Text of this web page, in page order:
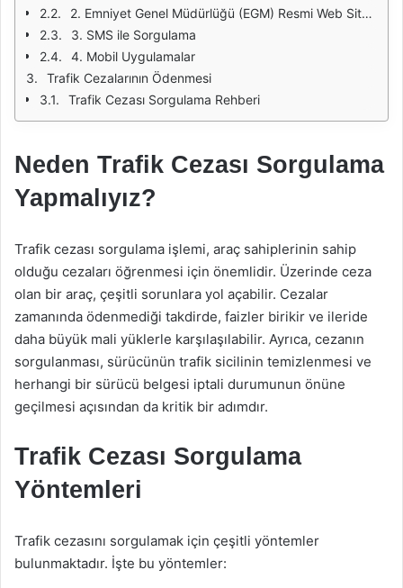
2. Emniyet Genel Müdürlüğü (EGM) Resmi Web Sitesi
3. SMS ile Sorgulama
4. Mobil Uygulamalar
Trafik Cezalarının Ödenmesi
Trafik Cezası Sorgulama Rehberi
Neden Trafik Cezası Sorgulama
Yapmalıyız?
Trafik cezası sorgulama işlemi, araç sahiplerinin sahip
olduğu cezaları öğrenmesi için önemlidir. Üzerinde ceza
olan bir araç, çeşitli sorunlara yol açabilir. Cezalar
zamanında ödenmediği takdirde, faizler birikir ve ileride
daha büyük mali yüklerle karşılaşılabilir. Ayrıca, cezanın
sorgulanması, sürücünün trafik sicilinin temizlenmesi ve
herhangi bir sürücü belgesi iptali durumunun önüne
geçilmesi açısından da kritik bir adımdır.
Trafik Cezası Sorgulama
Yöntemleri
Trafik cezasını sorgulamak için çeşitli yöntemler
bulunmaktadır. İşte bu yöntemler: